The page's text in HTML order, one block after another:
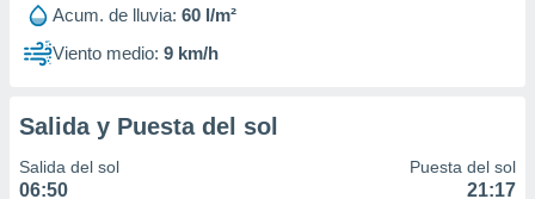
Acum. de lluvia: 60 l/m²
Viento medio: 9 km/h
Salida y Puesta del sol
Salida del sol
06:50
Puesta del sol
21:17